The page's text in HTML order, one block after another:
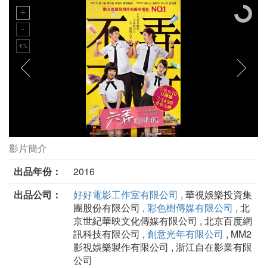
六弄咖啡館劇照
影片簡介
出品年份：
2016
出品公司：
好好電影工作室有限公司 , 華視娛樂投資集
團股份有限公司 , 彩色樹傳媒有限公司 , 北
京世紀華映文化傳媒有限公司 , 北京百度網
訊科技有限公司 , 創意光年有限公司 , MM2
影視娛樂製作有限公司 , 浙江自在影業有限
公司